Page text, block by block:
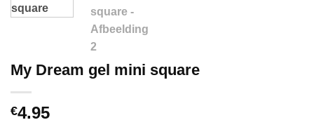
My Dream gel mini square
€4.95